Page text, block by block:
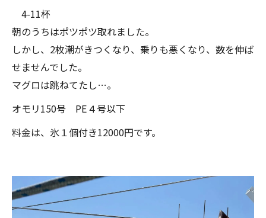
4-11杯
朝のうちはポツポツ取れました。
しかし、2枚潮がきつくなり、乗りも悪くなり、数を伸ば
せませんでした。
マグロは跳ねてたし…。
オモリ150号 PE４号以下
料金は、氷１個付き12000円です。